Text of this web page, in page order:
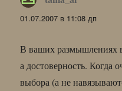
01.07.2007 в 11:08 дп
В ваших размышлениях
а достоверность. Когда
выбора (а не